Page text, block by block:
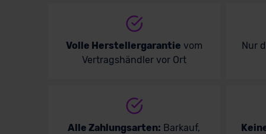
Volle Herstellergarantie vom
Vertragshändler vor Ort
Nur
Alle Zahlungsarten: Barkauf,